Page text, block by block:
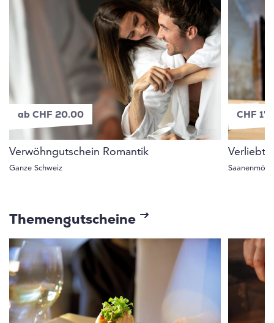
ab CHF 20.00
Verwöhngutschein Romantik
Ganze Schweiz
CHF
Verliebt
Themengutscheine